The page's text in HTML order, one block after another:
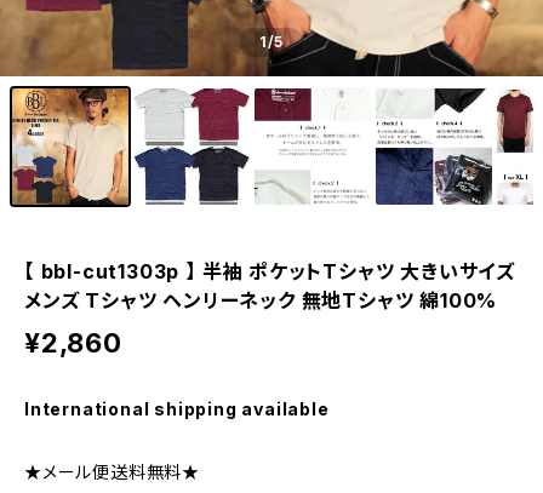
1/5
【 bbl-cut1303p 】 半袖 ポケットTシャツ 大きいサイズ
メンズ Tシャツ ヘンリーネック 無地Tシャツ 綿100%
¥2,860
International shipping available
★メール便送料無料★